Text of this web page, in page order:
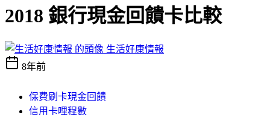
2018 銀行現金回饋卡比較
生活好康情報
8年前
保費刷卡現金回饋
信用卡哩程數